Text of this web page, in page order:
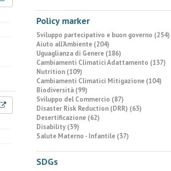
Policy marker
Sviluppo partecipativo e buon governo (254)
Aiuto all’Ambiente (204)
Uguaglianza di Genere (186)
Cambiamenti Climatici Adattamento (137)
Nutrition (109)
Cambiamenti Climatici Mitigazione (104)
Biodiversità (99)
Sviluppo del Commercio (87)
Disaster Risk Reduction (DRR) (63)
Desertificazione (62)
Disability (39)
Salute Materno - Infantile (37)
SDGs